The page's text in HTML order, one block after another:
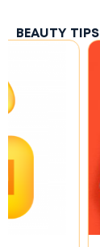
BEAUTY TIPS